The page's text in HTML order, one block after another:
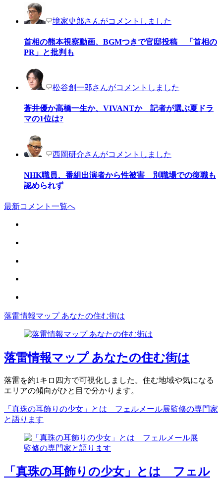
境家史郎さんがコメントしました
首相の熊本視察動画、BGMつきで官邸投稿 「首相の
PR」と批判も
松谷創一郎さんがコメントしました
蒼井優か高橋一生か、VIVANTか 記者が選ぶ夏ドラ
マの1位は?
西岡研介さんがコメントしました
NHK職員、番組出演者から性被害 別職場での復職も
認められず
最新コメント一覧へ
落雷情報マップ あなたの住む街は
落雷情報マップ あなたの住む街は
落雷を約1キロ四方で可視化しました。住む地域や気になる
エリアの傾向がひと目で分かります。
「真珠の耳飾りの少女」とは フェルメール展監修の専門家
と語ります
「真珠の耳飾りの少女」とは フェル